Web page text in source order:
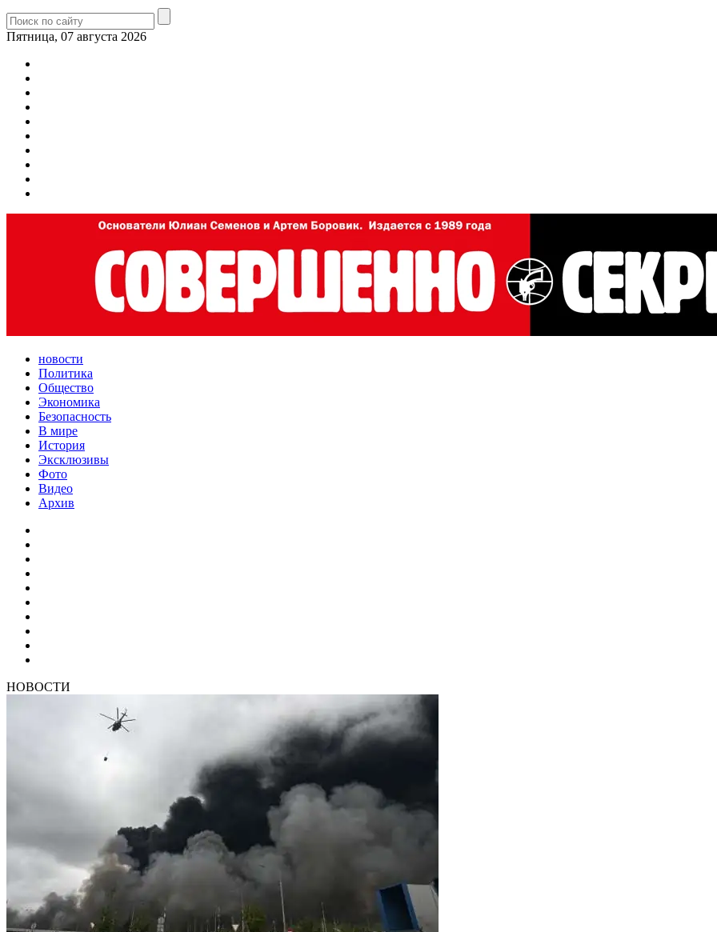
Пятница, 07 августа 2026
новости
Политика
Общество
Экономика
Безопасность
В мире
История
Эксклюзивы
Фото
Видео
Архив
НОВОСТИ